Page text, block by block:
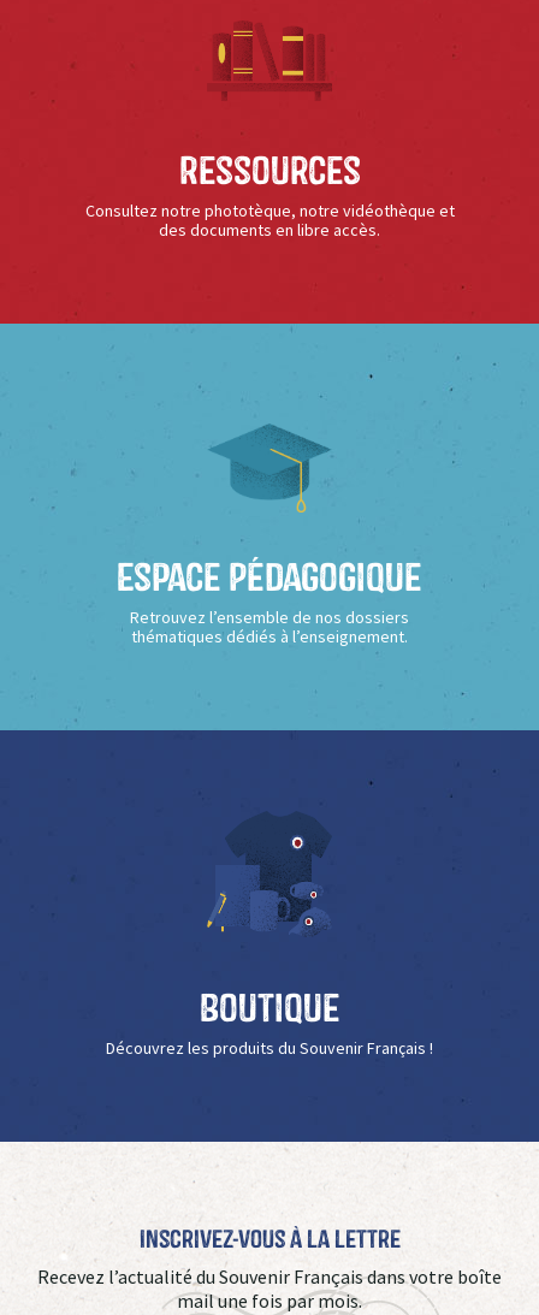
Ressources
Consultez notre phototèque, notre vidéothèque et
des documents en libre accès.
Espace Pédagogique
Retrouvez l’ensemble de nos dossiers
thématiques dédiés à l’enseignement.
Boutique
Découvrez les produits du Souvenir Français !
Inscrivez-vous à La Lettre
Recevez l’actualité du Souvenir Français dans votre boîte
mail une fois par mois.